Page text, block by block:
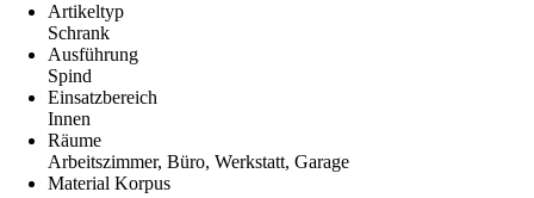
Artikeltyp
Schrank
Ausführung
Spind
Einsatzbereich
Innen
Räume
Arbeitszimmer, Büro, Werkstatt, Garage
Material Korpus